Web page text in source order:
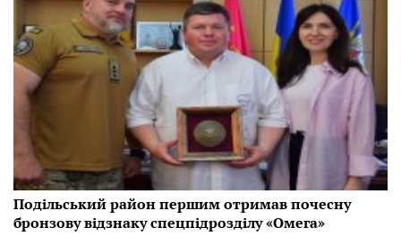
Подільський район першим отримав почесну
бронзову відзнаку спецпідрозділу «Омега»